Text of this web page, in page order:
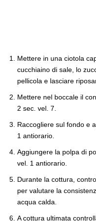
Mettere in una ciotola
cucchiaino di sale, lo
pellicola e lasciare
Mettere nel boccale il
2 sec. vel. 7.
Raccogliere sul fondo e
1 antiorario.
Aggiungere la polpa di
vel. 1 antiorario.
Durante la cottura,
per valutare la
acqua calda.
A cottura ultimata